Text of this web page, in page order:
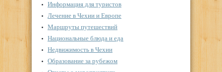
Информация для туристов
Лечение в Чехии и Европе
Маршруты путешествий
Национальные блюда и еда
Недвижимость в Чехии
Образование за рубежом